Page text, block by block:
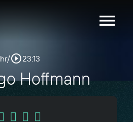
menu
/play_circle_outline23:13
Hoffmann